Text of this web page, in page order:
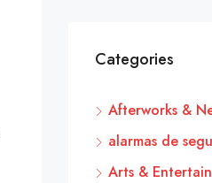
Categories
Afterworks &
alarmas de
Arts &